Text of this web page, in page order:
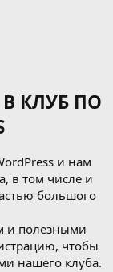
КЛУБ ПО
и нам
в том числе и
большого
и полезными
чтобы
нашего клуба.